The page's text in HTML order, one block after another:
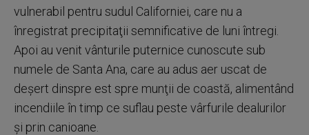
vulnerabil pentru sudul Californiei, care nu a
înregistrat precipitaţii semnificative de luni întregi.
Apoi au venit vânturile puternice cunoscute sub
numele de Santa Ana, care au adus aer uscat de
deşert dinspre est spre munţii de coastă, alimentând
incendiile în timp ce suflau peste vârfurile dealurilor
şi prin canioane.